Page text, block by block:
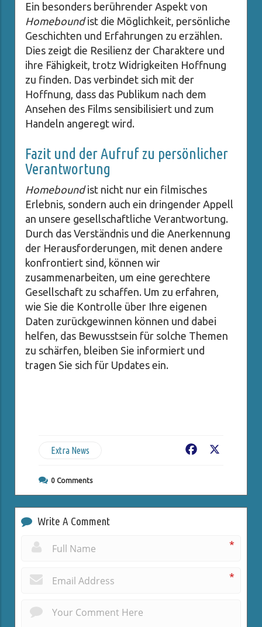
Ein besonders berührender Aspekt von
Homeboundist die Möglichkeit, persönliche
Geschichten und Erfahrungen zu erzählen.
Dies zeigt die Resilienz der Charaktere und
ihre Fähigkeit, trotz Widrigkeiten Hoffnung
zu finden. Das verbindet sich mit der
Hoffnung, dass das Publikum nach dem
Ansehen des Films sensibilisiert und zum
Handeln angeregt wird.
Fazit und der Aufruf zu persönlicher
Verantwortung
Homeboundist nicht nur ein filmisches
Erlebnis, sondern auch ein dringender Appell
an unsere gesellschaftliche Verantwortung.
Durch das Verständnis und die Anerkennung
der Herausforderungen, mit denen andere
konfrontiert sind, können wir
zusammenarbeiten, um eine gerechtere
Gesellschaft zu schaffen. Um zu erfahren,
wie Sie die Kontrolle über Ihre eigenen
Daten zurückgewinnen können und dabei
helfen, das Bewusstsein für solche Themen
zu schärfen, bleiben Sie informiert und
tragen Sie sich für Updates ein.
Extra News Facebook
0 Comments
Write A Comment
*
*